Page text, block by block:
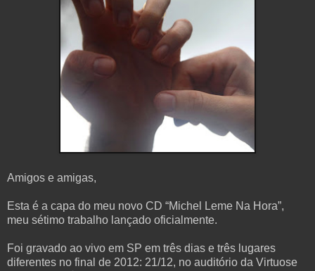
Amigos e amigas,
Esta é a capa do meu novo CD “Michel Leme Na Hora”,
meu sétimo trabalho lançado oficialmente.
Foi gravado ao vivo em SP em três dias e três lugares
diferentes no final de 2012: 21/12, no auditório da Virtuose